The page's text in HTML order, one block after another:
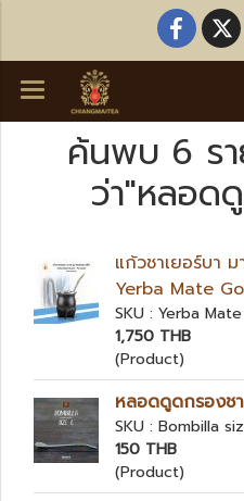
ค้นพบ 6 รา
ว่า"หลอด
แก้วชาเยอร์บา
Yerba Mate
SKU : Yerba
1,750 THB
(Product)
หลอดดูดกรองช
SKU : Bombilla
150 THB
(Product)